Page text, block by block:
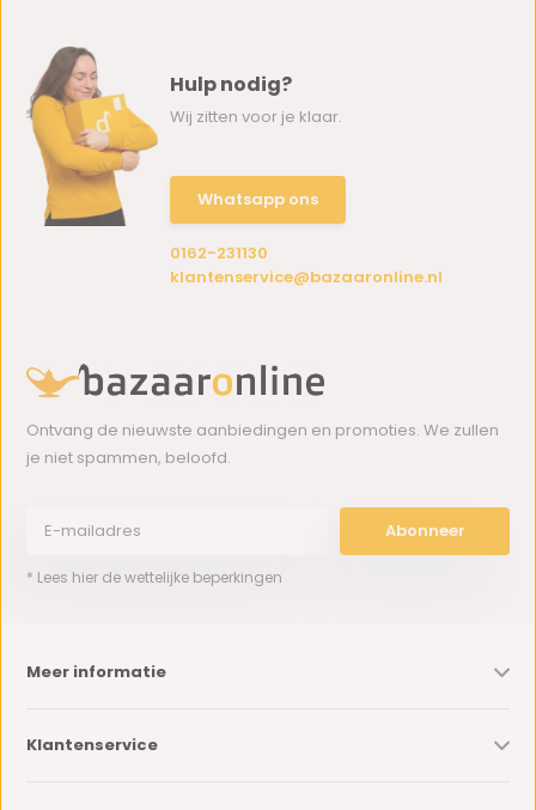
Hulp nodig?
Wij zitten voor je klaar.
Whatsapp ons
0162-231130
klantenservice@bazaaronline.nl
Ontvang de nieuwste aanbiedingen en promoties. We zullen
je niet spammen, beloofd.
Abonneer
* Lees hier de wettelijke beperkingen
Meer informatie
Klantenservice